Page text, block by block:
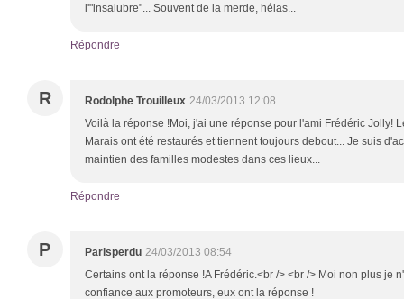
l'"insalubre"... Souvent de la merde, hélas...
Répondre
R Rodolphe Trouilleux 24/03/2013 12:08
Voilà la réponse !Moi, j'ai une réponse pour l'ami Frédéric Jolly!
Marais ont été restaurés et tiennent toujours debout... Je suis
maintien des familles modestes dans ces lieux...
Répondre
P Parisperdu 24/03/2013 08:54
Certains ont la réponse !A Frédéric.<br /> <br /> Moi non plus je
confiance aux promoteurs, eux ont la réponse !